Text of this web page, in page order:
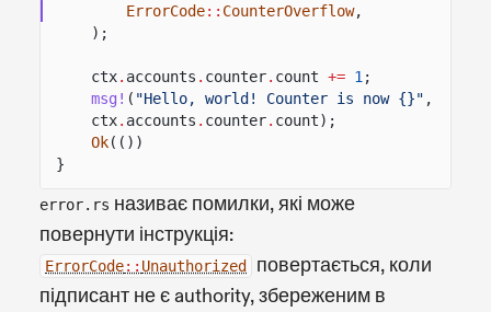
ErrorCode:: CounterOverflow,
);
ctx. accounts . counter. count += 1 ;
msg! ( "Hello, world! Counter is now {}" ,
ctx. accounts . counter. count);
Ok(())
}
error.rs називає помилки, які може
повернути інструкція:
ErrorCode:: Unauthorized
повертається, коли
підписант не є authority, збереженим в